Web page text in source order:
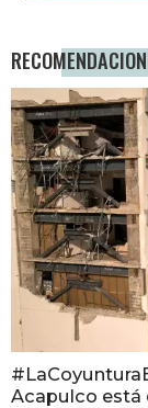
Acapulco está